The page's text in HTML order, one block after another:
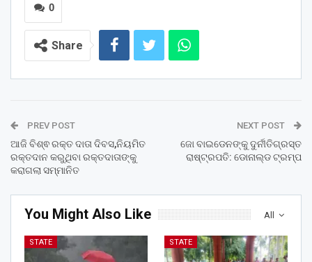
0
Share
PREV POST
ଆଜି ବିଶ୍ଵ ରକ୍ତ ଦାତା ଦିବସ,ନିୟମିତ
ରକ୍ତଦାନ କରୁଥିବା ରକ୍ତଦାତାଙ୍କୁ
କରାଗଲା ସମ୍ମାନିତ
NEXT POST
ଜୋ ବାଇଡେନଙ୍କୁ ଦୁର୍ନୀତିଗ୍ରସ୍ତ
ରାଷ୍ଟ୍ରପତି: ଡୋନାଲ୍ଡ ଟ୍ରମ୍ପ
All
You Might Also Like
STATE STATE